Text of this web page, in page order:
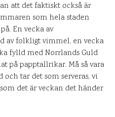
att det faktiskt också är
som hela staden
En vecka av
av folkligt vimmel, en vecka
fylld med Norrlands Guld
på papptallrikar. Må så vara
tar det som serveras, vi
det är veckan det händer